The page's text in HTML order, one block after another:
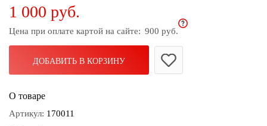
дома
Белье
и
колготки
для
пляжа
1 000 руб.
Цена при оплате картой на сайте: 900 руб.
ДОБАВИТЬ В КОРЗИНУ
О товаре
Артикул: 170011